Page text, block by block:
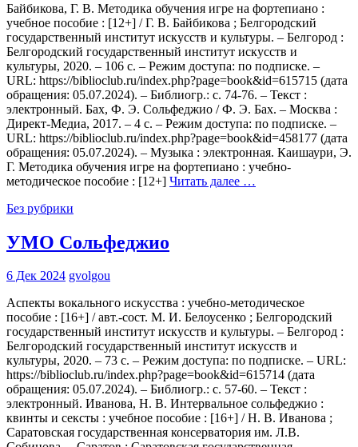
Байбикова, Г. В. Методика обучения игре на фортепиано :
учебное пособие : [12+] / Г. В. Байбикова ; Белгородский
государственный институт искусств и культуры. – Белгород :
Белгородский государственный институт искусств и
культуры, 2020. – 106 с. – Режим доступа: по подписке. –
URL: https://biblioclub.ru/index.php?page=book&id=615715 (дата
обращения: 05.07.2024). – Библиогр.: с. 74-76. – Текст :
электронный. Бах, Ф. Э. Сольфеджио / Ф. Э. Бах. – Москва :
Директ-Медиа, 2017. – 4 с. – Режим доступа: по подписке. –
URL: https://biblioclub.ru/index.php?page=book&id=458177 (дата
обращения: 05.07.2024). – Музыка : электронная. Каишаури, Э.
Г. Методика обучения игре на фортепиано : учебно-
методическое пособие : [12+] Читать далее …
Без рубрики
УМО Сольфеджио
6 Дек 2024 gvolgou
Аспекты вокального искусства : учебно-методическое
пособие : [16+] / авт.-сост. М. И. Белоусенко ; Белгородский
государственный институт искусств и культуры. – Белгород :
Белгородский государственный институт искусств и
культуры, 2020. – 73 с. – Режим доступа: по подписке. – URL:
https://biblioclub.ru/index.php?page=book&id=615714 (дата
обращения: 05.07.2024). – Библиогр.: с. 57-60. – Текст :
электронный. Иванова, Н. В. Интервальное сольфеджио :
квинты и сексты : учебное пособие : [16+] / Н. В. Иванова ;
Саратовская государственная консерватория им. Л.В.